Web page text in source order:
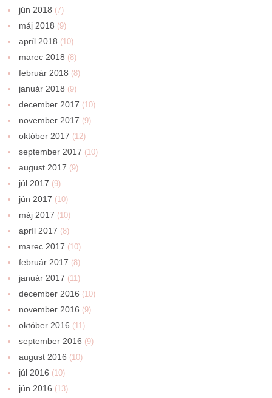
jún 2018 (7)
máj 2018 (9)
apríl 2018 (10)
marec 2018 (8)
február 2018 (8)
január 2018 (9)
december 2017 (10)
november 2017 (9)
október 2017 (12)
september 2017 (10)
august 2017 (9)
júl 2017 (9)
jún 2017 (10)
máj 2017 (10)
apríl 2017 (8)
marec 2017 (10)
február 2017 (8)
január 2017 (11)
december 2016 (10)
november 2016 (9)
október 2016 (11)
september 2016 (9)
august 2016 (10)
júl 2016 (10)
jún 2016 (13)